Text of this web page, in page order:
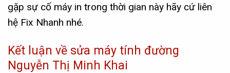
gặp sự cố máy in trong thời gian này hãy cứ liên
hệ Fix Nhanh nhé.
Kết luận về sửa máy tính đường
Nguyễn Thị Minh Khai